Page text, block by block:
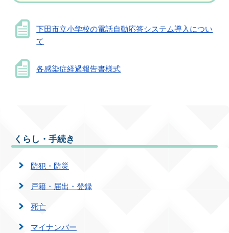
下田市立小学校の電話自動応答システム導入につい
て
各感染症経過報告書様式
くらし・手続き
防犯・防災
戸籍・届出・登録
死亡
マイナンバー